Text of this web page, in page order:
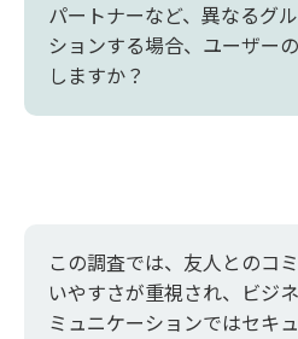
パートナーなど、異なるグ
ションする場合、ユーザー
しますか？
この調査では、友人とのコ
いやすさが重視され、ビジ
ミュニケーションではセキ